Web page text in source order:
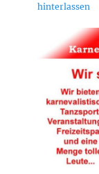
on
hinterlassen